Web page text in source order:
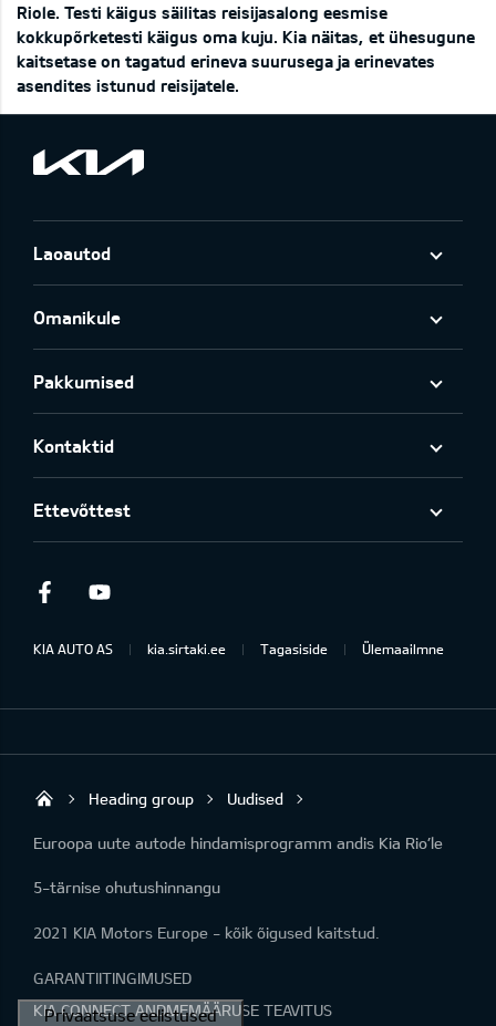
Riole. Testi käigus säilitas reisijasalong eesmise
kokkupõrketesti käigus oma kuju. Kia näitas, et ühesugune
kaitsetase on tagatud erineva suurusega ja erinevates
asendites istunud reisijatele.
Laoautod
Omanikule
Pakkumised
Kontaktid
Ettevõttest
Facebook
KIA AUTO AS kia.sirtaki.ee Tagasiside Ülemaailmne
Sirtaki OÜ
Heading group Uudised
Euroopa uute autode hindamisprogramm andis Kia Rio’le
5-tärnise ohutushinnangu
2021 KIA Motors Europe - kõik õigused kaitstud.
GARANTIITINGIMUSED
KIA CONNECT ANDMEMÄÄRUSE TEAVITUS